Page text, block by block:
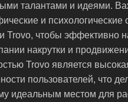
талантами и идеями.
и психологические
Trovo, чтобы эффективно
накрутки и
Trovo является
пользователей, что
идеальным местом для